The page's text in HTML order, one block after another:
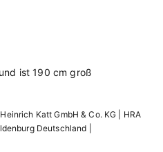
ist 190 cm groß
Katt GmbH & Co. KG | HRA
Deutschland |